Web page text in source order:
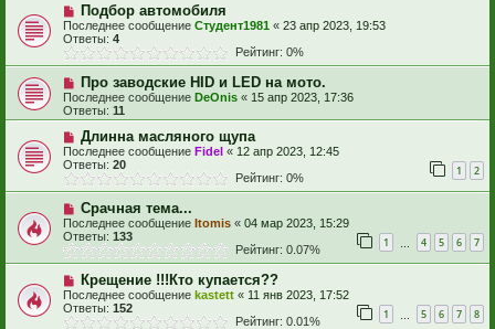
Подбор автомобиля
Последнее сообщение Студент1981 « 23 апр 2023, 19:53
Ответы: 4
Рейтинг: 0%
Про заводские HID и LED на мото.
Последнее сообщение DeOnis « 15 апр 2023, 17:36
Ответы: 11
Длинна масляного щупа
Последнее сообщение Fidel « 12 апр 2023, 12:45
Ответы: 20 1 2
Рейтинг: 0%
Срачная тема...
Последнее сообщение Itomis « 04 мар 2023, 15:29
Ответы: 133 1 4 5 6 7
Рейтинг: 0.07%
Крещение !!!Кто купается??
Последнее сообщение kastett « 11 янв 2023, 17:52
Ответы: 152 1 5 6 7 8
Рейтинг: 0.01%